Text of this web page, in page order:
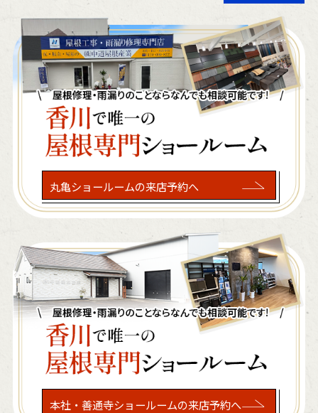
丸亀ショールームの来店予約へ
本社・善通寺ショールームの来店予約へ